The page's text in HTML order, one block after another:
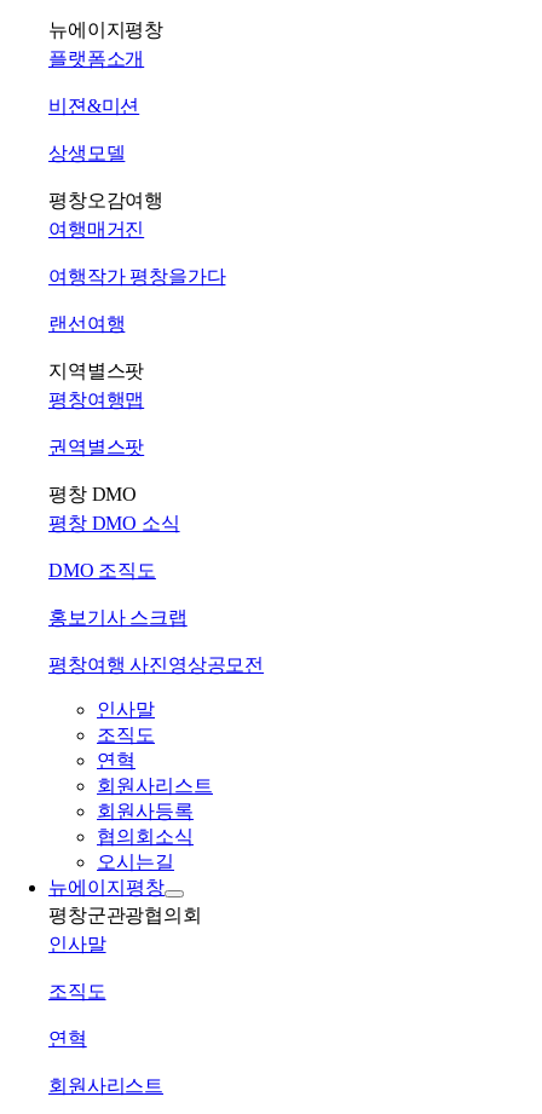
뉴에이지평창
플랫폼소개
비젼&미션
상생모델
평창오감여행
여행매거진
여행작가 평창을가다
랜선여행
지역별스팟
평창여행맵
권역별스팟
평창 DMO
평창 DMO 소식
DMO 조직도
홍보기사 스크랩
평창여행 사진영상공모전
인사말
조직도
연혁
회원사리스트
회원사등록
협의회소식
오시는길
뉴에이지평창
평창군관광협의회
인사말
조직도
연혁
회원사리스트